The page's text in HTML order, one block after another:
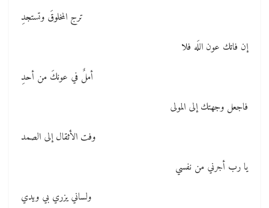
ترج المخلوقَ وتستجدِ
إن فاتك عون اللَه فلا
أملٌ في عونكَ من أحدِ
فاجعل وجهتك إلى المولى
وفت الأثقال إلى الصمد
يا رب أجرني من نفسي
ولساني يزري بي ويدي